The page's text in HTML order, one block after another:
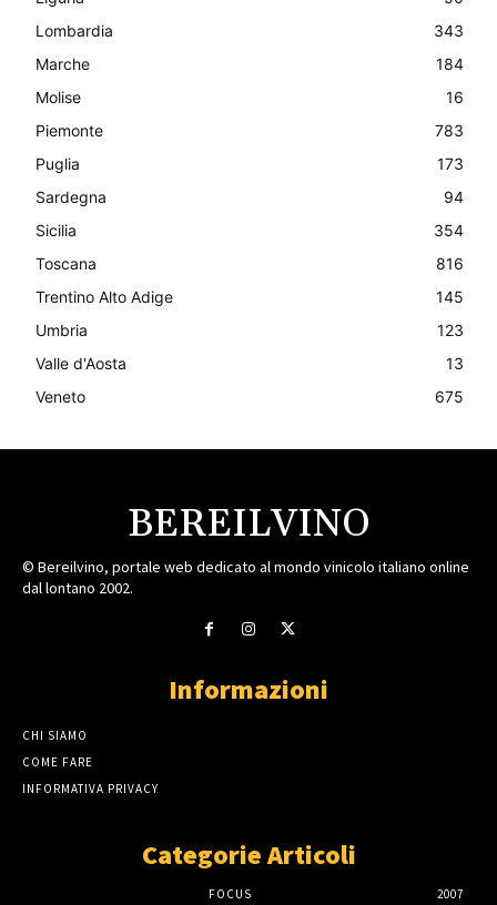
Lombardia
343
Marche
184
Molise
16
Piemonte
783
Puglia
173
Sardegna
94
Sicilia
354
Toscana
816
Trentino Alto Adige
145
Umbria
123
Valle d'Aosta
13
Veneto
675
BEREILVINO
© Bereilvino, portale web dedicato al mondo vinicolo italiano online
dal lontano 2002.
Informazioni
CHI SIAMO
COME FARE
INFORMATIVA PRIVACY
Categorie Articoli
FOCUS 2007